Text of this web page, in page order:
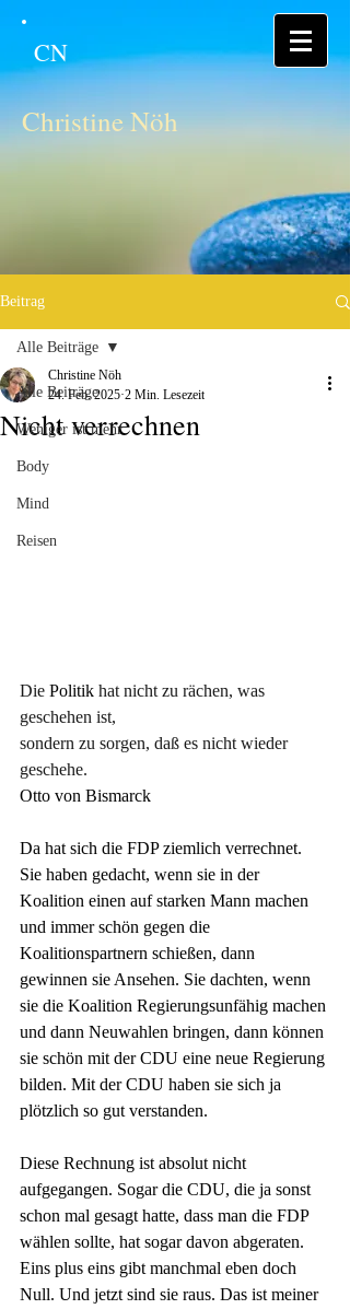
CN
Christine Nöh
Beitrag
Alle Beiträge
Weniger ist mehr
Body
Mind
Reisen
Alle Beiträge
Nicht verrechnen
Christine Nöh
24. Feb. 2025 2 Min. Lesezeit
Die Politik hat nicht zu rächen, was
geschehen ist,
sondern zu sorgen, daß es nicht wieder
geschehe.
Otto von Bismarck
Da hat sich die FDP ziemlich verrechnet.
Sie haben gedacht, wenn sie in der
Koalition einen auf starken Mann machen
und immer schön gegen die
Koalitionspartnern schießen, dann
gewinnen sie Ansehen. Sie dachten, wenn
sie die Koalition Regierungsunfähig machen
und dann Neuwahlen bringen, dann können
sie schön mit der CDU eine neue Regierung
bilden. Mit der CDU haben sie sich ja
plötzlich so gut verstanden.
Diese Rechnung ist absolut nicht
aufgegangen. Sogar die CDU, die ja sonst
schon mal gesagt hatte, dass man die FDP
wählen sollte, hat sogar davon abgeraten.
Eins plus eins gibt manchmal eben doch
Null. Und jetzt sind sie raus. Das ist meiner